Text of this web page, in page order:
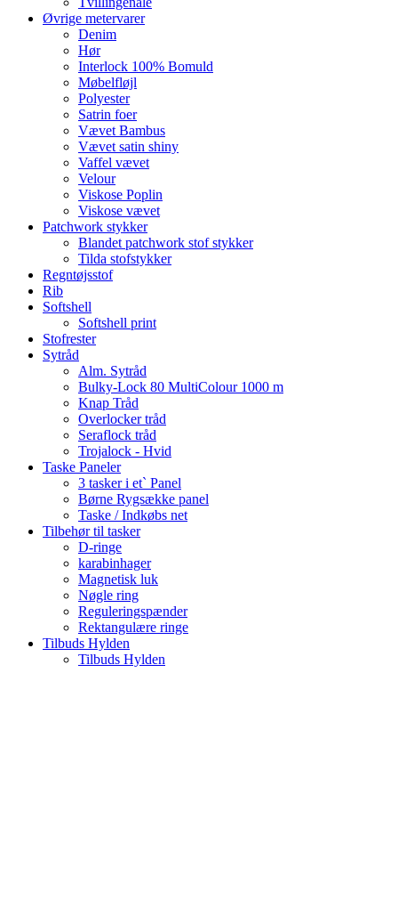
Øvrige metervarer
Denim
Hør
Interlock 100% Bomuld
Møbelfløjl
Polyester
Satrin foer
Vævet Bambus
Vævet satin shiny
Vaffel vævet
Velour
Viskose Poplin
Viskose vævet
Patchwork stykker
Blandet patchwork stof stykker
Tilda stofstykker
Regntøjsstof
Rib
Softshell
Softshell print
Stofrester
Sytråd
Alm. Sytråd
Bulky-Lock 80 MultiColour 1000 m
Knap Tråd
Overlocker tråd
Seraflock tråd
Trojalock - Hvid
Taske Paneler
3 tasker i et` Panel
Børne Rygsække panel
Taske / Indkøbs net
Tilbehør til tasker
D-ringe
karabinhager
Magnetisk luk
Nøgle ring
Reguleringspænder
Rektangulære ringe
Tilbuds Hylden
Tilbuds Hylden